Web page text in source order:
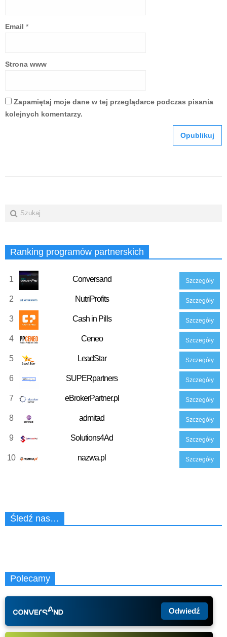
Email *
Strona www
Zapamiętaj moje dane w tej przeglądarce podczas pisania
kolejnych komentarzy.
Ranking programów partnerskich
1 Conversand Szczegóły
2 NutriProfits Szczegóły
3 Cash in Pills Szczegóły
4 Ceneo Szczegóły
5 LeadStar Szczegóły
6 SUPERpartners Szczegóły
7 eBrokerPartner.pl Szczegóły
8 admitad Szczegóły
9 Solutions4Ad Szczegóły
10 nazwa.pl Szczegóły
Śledź nas…
Polecamy
Odwiedź